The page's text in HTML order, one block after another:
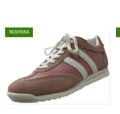
NOVINKA